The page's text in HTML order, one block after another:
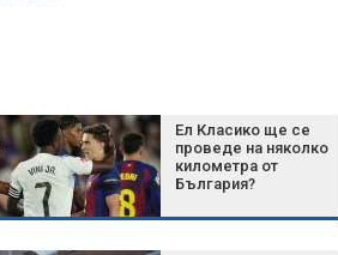
Ел Класико ще се
проведе на няколко
километра от
България?
Църковен празник на 8
август: Какво носи
денят на Св. Мирон и
какво не бива да